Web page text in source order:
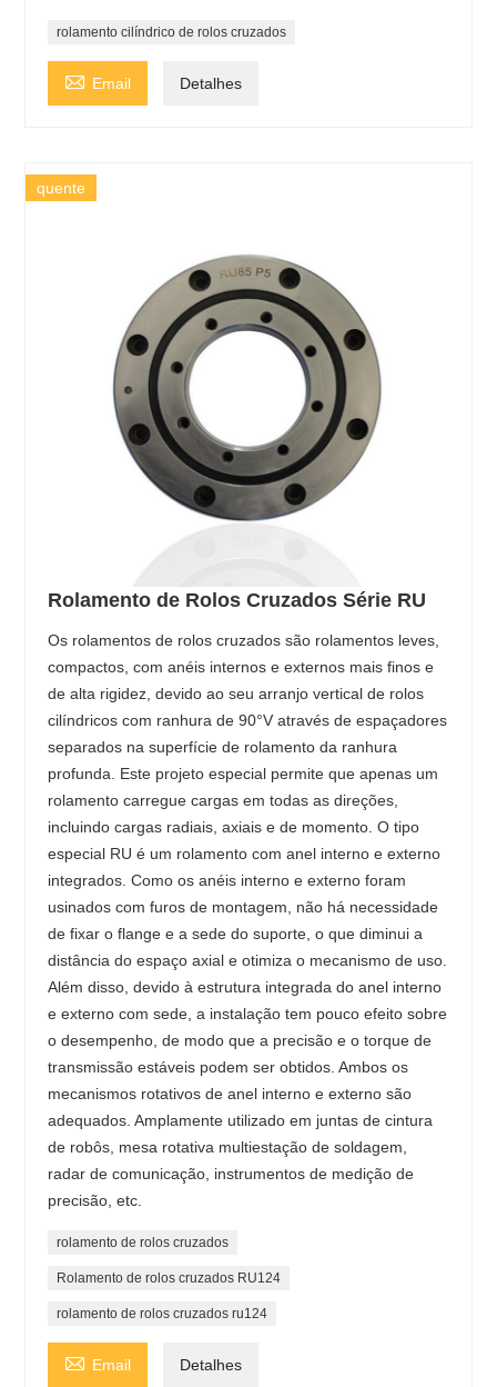
rolamento cilíndrico de rolos cruzados
 Email Detalhes
quente
Rolamento de Rolos Cruzados Série RU
Os rolamentos de rolos cruzados são rolamentos leves,
compactos, com anéis internos e externos mais finos e
de alta rigidez, devido ao seu arranjo vertical de rolos
cilíndricos com ranhura de 90°V através de espaçadores
separados na superfície de rolamento da ranhura
profunda. Este projeto especial permite que apenas um
rolamento carregue cargas em todas as direções,
incluindo cargas radiais, axiais e de momento. O tipo
especial RU é um rolamento com anel interno e externo
integrados. Como os anéis interno e externo foram
usinados com furos de montagem, não há necessidade
de fixar o flange e a sede do suporte, o que diminui a
distância do espaço axial e otimiza o mecanismo de uso.
Além disso, devido à estrutura integrada do anel interno
e externo com sede, a instalação tem pouco efeito sobre
o desempenho, de modo que a precisão e o torque de
transmissão estáveis ​​podem ser obtidos. Ambos os
mecanismos rotativos de anel interno e externo são
adequados. Amplamente utilizado em juntas de cintura
de robôs, mesa rotativa multiestação de soldagem,
radar de comunicação, instrumentos de medição de
precisão, etc.
rolamento de rolos cruzados
Rolamento de rolos cruzados RU124
rolamento de rolos cruzados ru124
 Email Detalhes